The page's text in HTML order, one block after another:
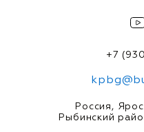
+7
Россия,
Рыбинский